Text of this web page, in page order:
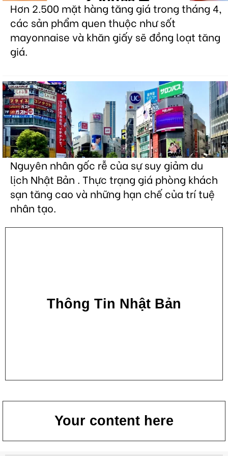
Hơn 2.500 mặt hàng tăng giá trong tháng 4,
các sản phẩm quen thuộc như sốt
mayonnaise và khăn giấy sẽ đồng loạt tăng
giá.
Nguyên nhân gốc rễ của sự suy giảm du
lịch Nhật Bản . Thực trạng giá phòng khách
sạn tăng cao và những hạn chế của trí tuệ
nhân tạo.
Thông Tin Nhật Bản
Your content here